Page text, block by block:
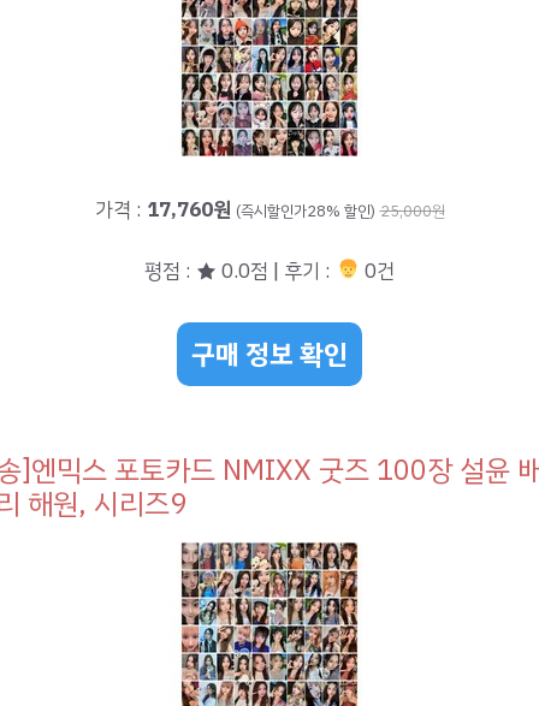
가격 : 17,760원 (즉시할인가28% 할인) 25,000원
평점 : ★ 0.0점 | 후기 : 0건
구매 정보 확인
]엔믹스 포토카드 NMIXX 굿즈 100장 설윤
해원, 시리즈9